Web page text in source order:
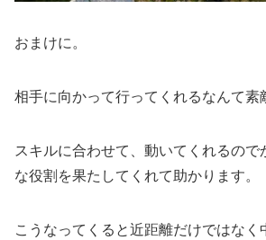
おまけに。
相手に向かって行ってくれるなんて素
スキルに合わせて、動いてくれるので
な役割を果たしてくれて助かります。
こうなってくると近距離だけではなく